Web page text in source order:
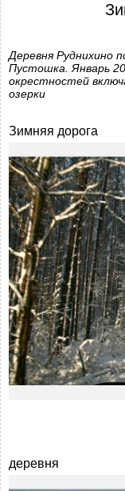
Деревня Руднихино
Пустошка. Январь
окрестностей
озерки
Зимняя дорога
деревня